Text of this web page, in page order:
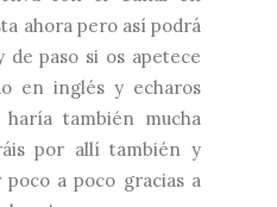
ahora pero así podrá
de paso si os apetece
en inglés y echaros
también mucha
por allí también y
a poco gracias a